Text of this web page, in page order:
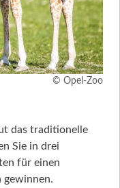
© Opel-Zoo
das traditionelle
Sie in drei
für einen
gewinnen.